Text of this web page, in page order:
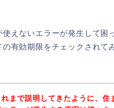
えないエラーが発生して困
有効期限をチェックされて
まで説明してきたように、住